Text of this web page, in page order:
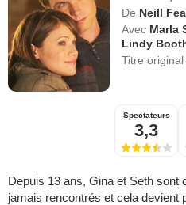
De Neill
Avec Marla
Lindy
Titre
Spectateurs
3,3
Depuis 13 ans, Gina et Seth sont
jamais rencontrés et cela devient